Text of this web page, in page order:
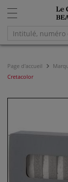
Page d'accueil
Cretacolor